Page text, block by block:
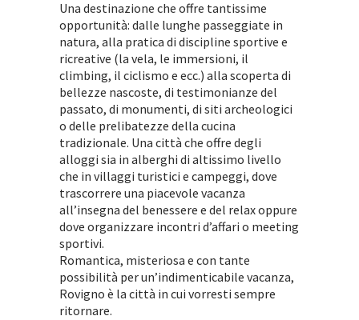
Una destinazione che offre tantissime
opportunità: dalle lunghe passeggiate in
natura, alla pratica di discipline sportive e
ricreative (la vela, le immersioni, il
climbing, il ciclismo e ecc.) alla scoperta di
bellezze nascoste, di testimonianze del
passato, di monumenti, di siti archeologici
o delle prelibatezze della cucina
tradizionale. Una città che offre degli
alloggi sia in alberghi di altissimo livello
che in villaggi turistici e campeggi, dove
trascorrere una piacevole vacanza
all’insegna del benessere e del relax oppure
dove organizzare incontri d’affari o meeting
sportivi.
Romantica, misteriosa e con tante
possibilità per un’indimenticabile vacanza,
Rovigno è la città in cui vorresti sempre
ritornare.